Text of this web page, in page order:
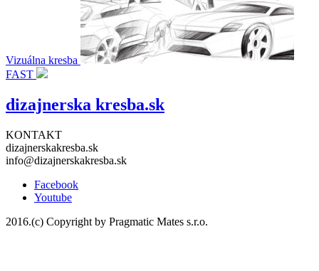
Vizuálna kresba
FAST
dizajnerska kresba.sk
KONTAKT
dizajnerskakresba.sk
info@dizajnerskakresba.sk
Facebook
Youtube
2016.(c) Copyright by Pragmatic Mates s.r.o.